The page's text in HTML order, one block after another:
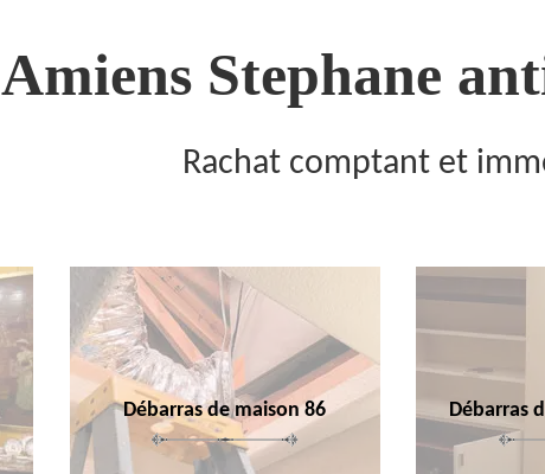
Amiens Stephane
Rachat comptant et
Débarras de maison 86 Débarras